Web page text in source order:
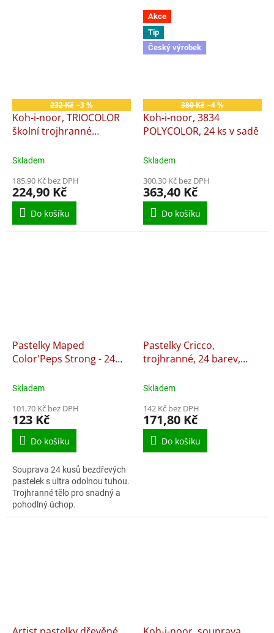
232 Kč –3 %
Koh-i-noor, TRIOCOLOR
školní trojhranné
sadě
Skladem
185,90 Kč bez DPH
224,90 Kč
Do košíku
Akce
Tip
Český výrobek
380 Kč –4 %
Koh-i-noor, 3834
POLYCOLOR, 24 ks v sadě
Skladem
300,30 Kč bez DPH
363,40 Kč
Do košíku
Pastelky Maped
Color'Peps Strong - 24
Skladem
101,70 Kč bez DPH
123 Kč
Do košíku
Souprava 24 kusů bezdřevých
pastelek s ultra odolnou tuhou.
Trojhranné tělo pro snadný a
pohodlný úchop.
Pastelky Cricco,
trojhranné, 24 barev,
Skladem
142 Kč bez DPH
171,80 Kč
Do košíku